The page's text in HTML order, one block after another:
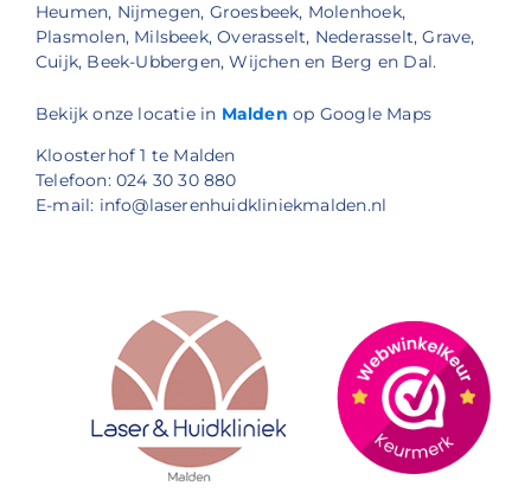
Heumen, Nijmegen, Groesbeek, Molenhoek,
Plasmolen, Milsbeek, Overasselt, Nederasselt, Grave,
Cuijk, Beek-Ubbergen, Wijchen en Berg en Dal.
Bekijk onze locatie in Malden op Google Maps
Kloosterhof 1 te Malden
Telefoon: 024 30 30 880
E-mail: info@laserenhuidkliniekmalden.nl